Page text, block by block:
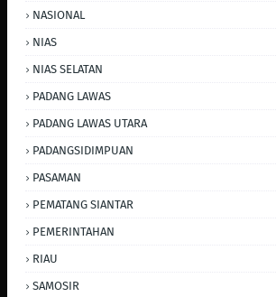
NASIONAL
NIAS
NIAS SELATAN
PADANG LAWAS
PADANG LAWAS UTARA
PADANGSIDIMPUAN
PASAMAN
PEMATANG SIANTAR
PEMERINTAHAN
RIAU
SAMOSIR